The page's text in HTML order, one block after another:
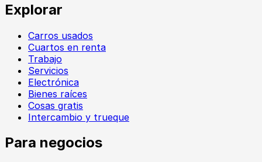
Explorar
Carros usados
Cuartos en renta
Trabajo
Servicios
Electrónica
Bienes raíces
Cosas gratis
Intercambio y trueque
Para negocios